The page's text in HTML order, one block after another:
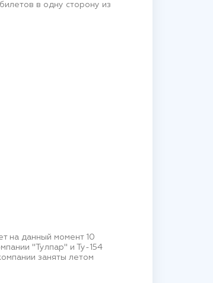
в одну сторону из
на данный момент 10
"Тулпар" и Ту-154
заняты летом